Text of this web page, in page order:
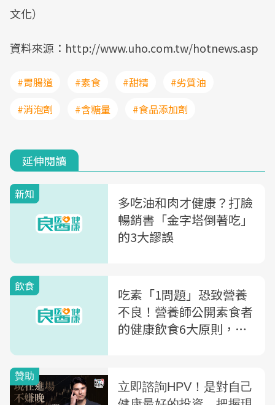
文化）
資料來源：http://www.uho.com.tw/hotnews.asp
#胃腸道 #素食 #甜精
#劣質油
#消泡劑
#含糖量 #食品添加劑
延伸閱讀
新知
多吃油和肉才健康？打臉
暢銷書「金字塔倒著吃」
的3大謬誤
飲食
吃素「1問題」恐致營養
不良！營養師公開素食者
的健康飲食6大原則，優